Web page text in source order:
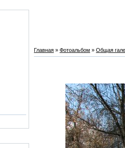
Главная » Фотоальбом » Общая